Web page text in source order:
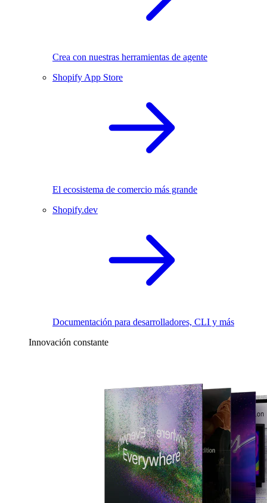
Crea con nuestras herramientas de agente
Shopify App Store
El ecosistema de comercio más grande
Shopify.dev
Documentación para desarrolladores, CLI y más
Innovación constante